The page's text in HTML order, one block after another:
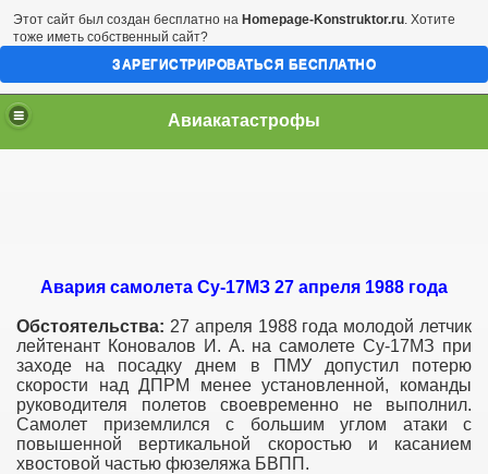
Авиакатастрофы
Авария самолета Су-17МЗ 27 апреля 1988 года
Обстоятельства: 27 апреля 1988 года молодой летчик
лейтенант Коновалов И. А. на самолете Су-17МЗ при
заходе на посадку днем в ПМУ допустил потерю
скорости над ДПРМ менее установленной, команды
руководителя полетов своевременно не выполнил.
Самолет приземлился с большим углом атаки с
повышенной вертикальной скоростью и касанием
хвостовой частью фюзеляжа БВПП.
Этот сайт был создан бесплатно на Homepage-Konstruktor.ru. Хотите
тоже иметь собственный сайт?
ЗАРЕГИСТРИРОВАТЬСЯ БЕСПЛАТНО